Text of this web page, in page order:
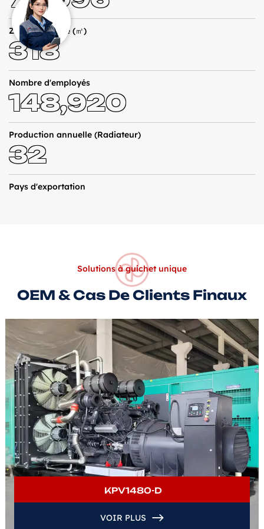
Zone de l'usine (㎡)
318
Nombre d'employés
148,920
Production annuelle (Radiateur)
32
Pays d'exportation
Solutions à guichet unique
OEM & Cas De Clients Finaux
KPV1480-D
VOIR PLUS